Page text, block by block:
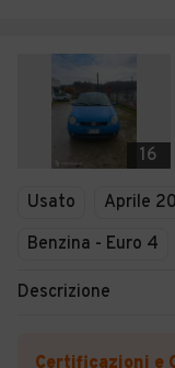
16
Usato Aprile
Benzina - Euro 4
Descrizione
Certificazioni e